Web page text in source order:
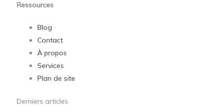
Ressources
Blog
Contact
À propos
Services
Plan de site
Derniers articles